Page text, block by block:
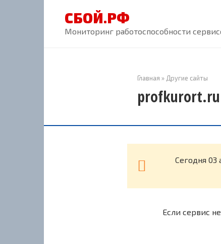
СБОЙ.РФ
Мониторинг работоспособности
Главная » Другие сайты
profkurort.ru
Cегодня
Если сервис